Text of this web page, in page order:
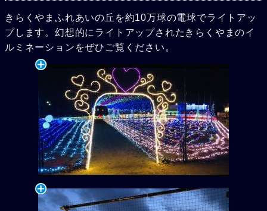
きらくやまふれあいの丘を約10万球の電球でライトアッ
プします。幻想的にライトアップされたきらくやまのイ
ルミネーションをぜひご覧ください。